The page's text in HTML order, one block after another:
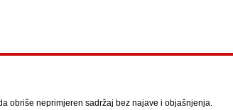
obriše neprimjeren sadržaj bez najave i objašnjenja.